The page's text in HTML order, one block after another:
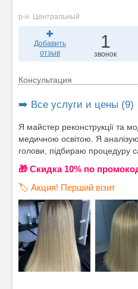
р-н. Центральный
Добавить
отзыв
1
звонок
Консультация
➡️ Все услуги и цены (9)
Я майстер реконструкції та
медичною освітою. Я
голови, підбираю процедуру
🎁 Cкидка 10% по
🏷️ Акция! Перший візит